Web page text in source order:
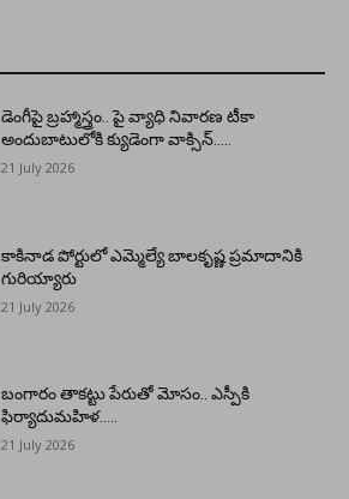
డెంగీపై బ్రహ్మాస్త్రం.. పై వ్యాధి నివారణ టీకా
అందుబాటులోకి క్యుడెంగా వాక్సిన్…..
21 July 2026
కాకినాడ పోర్టులో ఎమ్మెల్యే బాలకృష్ణ ప్రమాదానికి
గురియ్యారు
21 July 2026
బంగారం తాకట్టు పేరుతో మోసం.. ఎస్పీకి
ఫిర్యాదుమహిళ…..
21 July 2026